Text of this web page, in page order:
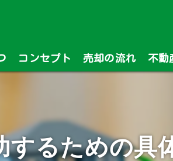
コンセプト 売却の流れ 不動
するための具